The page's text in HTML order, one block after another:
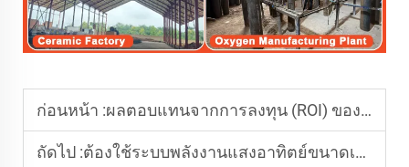
ก่อนหน้า :ผลตอบแทนจากการลงทุน (ROI) ของระบบพลังงานแสงอาทิตย์สำหรับการเกษตรคืออะไร
ถัดไป :ต้องใช้ระบบพลังงานแสงอาทิตย์ขนาดเท่าใดสำหรับโรงเรียน?